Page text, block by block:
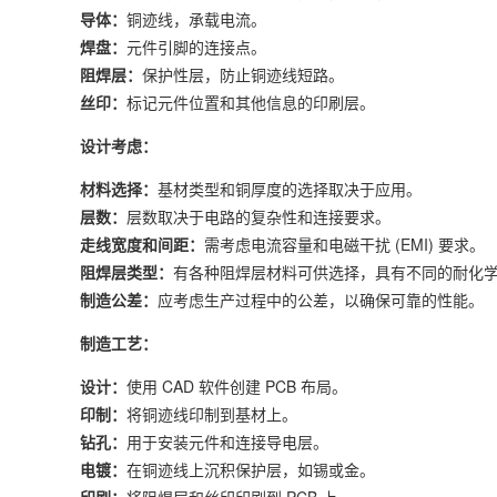
导体： 铜迹线，承载电流。
焊盘： 元件引脚的连接点。
阻焊层： 保护性层，防止铜迹线短路。
丝印： 标记元件位置和其他信息的印刷层。
设计考虑：
材料选择： 基材类型和铜厚度的选择取决于应用。
层数： 层数取决于电路的复杂性和连接要求。
走线宽度和间距： 需考虑电流容量和电磁干扰 (EMI) 要求。
阻焊层类型： 有各种阻焊层材料可供选择，具有不同的耐化
制造公差： 应考虑生产过程中的公差，以确保可靠的性能。
制造工艺：
设计： 使用 CAD 软件创建 PCB 布局。
印制： 将铜迹线印制到基材上。
钻孔： 用于安装元件和连接导电层。
电镀： 在铜迹线上沉积保护层，如锡或金。